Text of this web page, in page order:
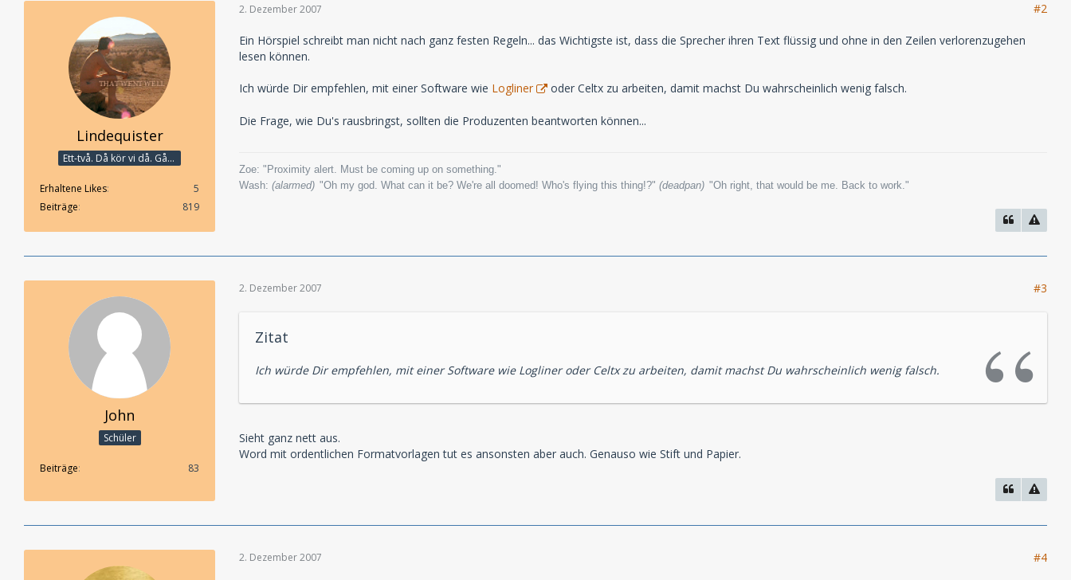
Lindequister
Ett-två. Då kör vi då. Går bandet?
Erhaltene Likes
5
Beiträge
819
2. Dezember 2007 #2
Ein Hörspiel schreibt man nicht nach ganz festen Regeln... das Wichtigste ist, dass die Sprecher ihren Text flüssig und ohne in den Zeilen verlorenzugehen
lesen können.
Ich würde Dir empfehlen, mit einer Software wie Logliner oder Celtx zu arbeiten, damit machst Du wahrscheinlich wenig falsch.
Die Frage, wie Du's rausbringst, sollten die Produzenten beantworten können...
Zoe: "Proximity alert. Must be coming up on something."
Wash: (alarmed) "Oh my god. What can it be? We're all doomed! Who's flying this thing!?" (deadpan) "Oh right, that would be me. Back to work."
John
Schüler
Beiträge 83
2. Dezember 2007 #3
Zitat
Ich würde Dir empfehlen, mit einer Software wie Logliner oder Celtx zu arbeiten, damit machst Du wahrscheinlich wenig falsch.
Sieht ganz nett aus.
Word mit ordentlichen Formatvorlagen tut es ansonsten aber auch. Genauso wie Stift und Papier.
2. Dezember 2007 #4